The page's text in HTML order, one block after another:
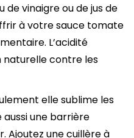
de vinaigre ou de jus de
à votre sauce tomate
L’acidité
contre les
elle sublime les
aussi une barrière
Ajoutez une cuillère à